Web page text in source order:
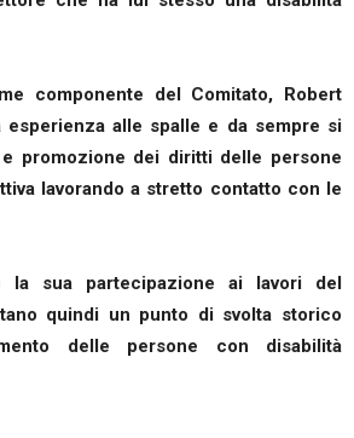
componente del Comitato, Robert
esperienza alle spalle e da sempre si
promozione dei diritti delle persone
lavorando a stretto contatto con le
la sua partecipazione ai lavori del
quindi un punto di svolta storico
delle persone con disabilità